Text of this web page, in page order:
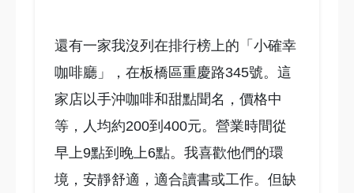
還有一家我沒列在排行榜上的「小確幸
咖啡廳」，在板橋區重慶路345號。這
家店以手沖咖啡和甜點聞名，價格中
等，人均約200到400元。營業時間從
早上9點到晚上6點。我喜歡他們的環
境，安靜舒適，適合讀書或工作。但缺